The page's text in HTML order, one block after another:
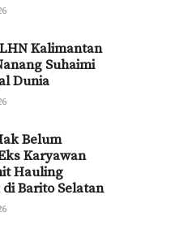
Kalimantan
Suhaimi
Dunia
Belum
Karyawan
Hauling
Barito Selatan